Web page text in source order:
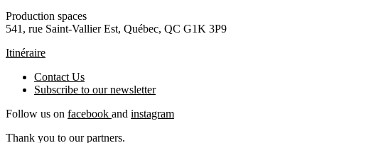
Production spaces
541, rue Saint-Vallier Est, Québec, QC G1K 3P9
Itinéraire
Contact Us
Subscribe to ournewsletter
Follow us on facebook and instagram
Thank you to our partners.